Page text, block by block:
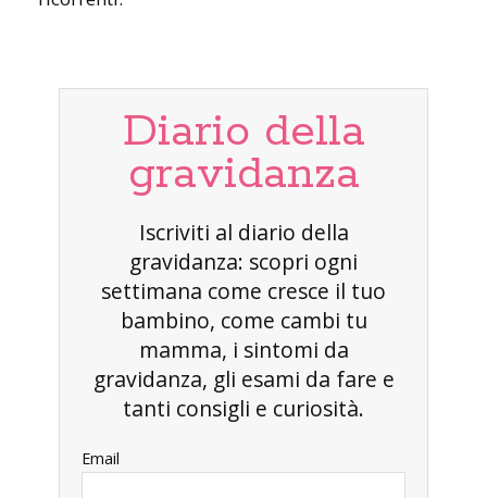
Diario della
gravidanza
Iscriviti al diario della
gravidanza: scopri ogni
settimana come cresce il tuo
bambino, come cambi tu
mamma, i sintomi da
gravidanza, gli esami da fare e
tanti consigli e curiosità.
Email